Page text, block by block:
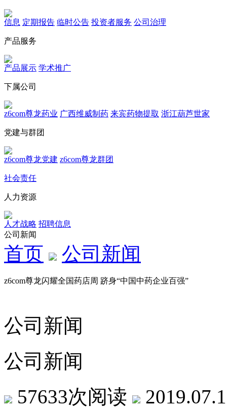
信息 定期报告 临时公告 投资者服务 公司治理
产品服务
产品展示 学术推广
下属公司
z6com尊龙药业 广西维威制药 来宾药物提取 浙江葫芦世家
党建与群团
z6com尊龙党建 z6com尊龙群团
社会责任
人力资源
人才战略 招聘信息
公司新闻
首页 公司新闻
z6com尊龙闪耀全国药店周 跻身“中国中药企业百强”
公司新闻
公司新闻
57633次阅读